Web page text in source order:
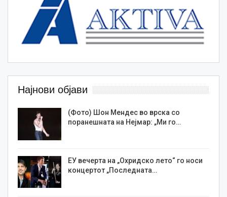
Најнови објави
(Фото) Шон Мендес во врска со
поранешната на Нејмар: „Ми го…
ЕУ вечерта на „Охридско лето“ го носи
концертот „Последната…